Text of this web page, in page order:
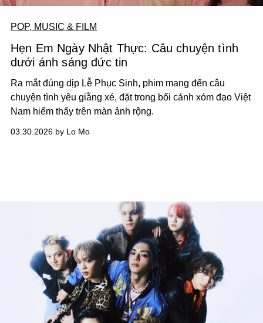
POP, MUSIC & FILM
Hẹn Em Ngày Nhật Thực: Câu chuyện tình
dưới ánh sáng đức tin
Ra mắt đúng dịp Lễ Phục Sinh, phim mang đến câu
chuyện tình yêu giằng xé, đặt trong bối cảnh xóm đạo Việt
Nam hiếm thấy trên màn ảnh rộng.
03.30.2026 by Lo Mo